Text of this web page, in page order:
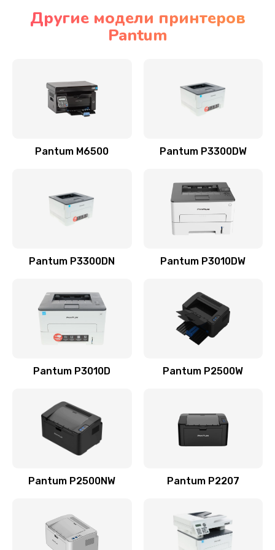
Другие модели принтеров
Pantum
Pantum M6500 Pantum P3300DW
Pantum P3300DN Pantum P3010DW
Pantum P3010D Pantum P2500W
Pantum P2500NW Pantum P2207